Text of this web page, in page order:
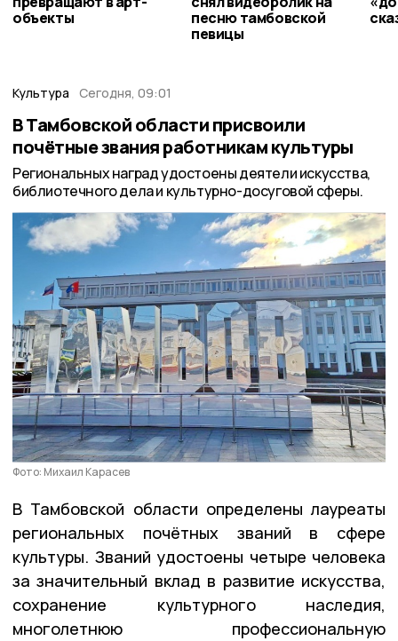
объекты
песню тамбовской
певицы
Культура Сегодня, 09:01
В Тамбовской области присвоили
почётные звания работникам культуры
Региональных наград удостоены деятели искусства,
библиотечного дела и культурно-досуговой сферы.
Фото: Михаил Карасев
В Тамбовской области определены лауреаты
региональных почётных званий в сфере
культуры. Званий удостоены четыре человека
за значительный вклад в развитие искусства,
сохранение культурного наследия,
многолетнюю профессиональную